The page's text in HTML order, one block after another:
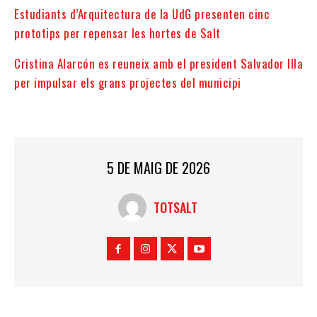
Estudiants d’Arquitectura de la UdG presenten cinc
prototips per repensar les hortes de Salt
Cristina Alarcón es reuneix amb el president Salvador Illa
per impulsar els grans projectes del municipi
5 DE MAIG DE 2026
TOTSALT